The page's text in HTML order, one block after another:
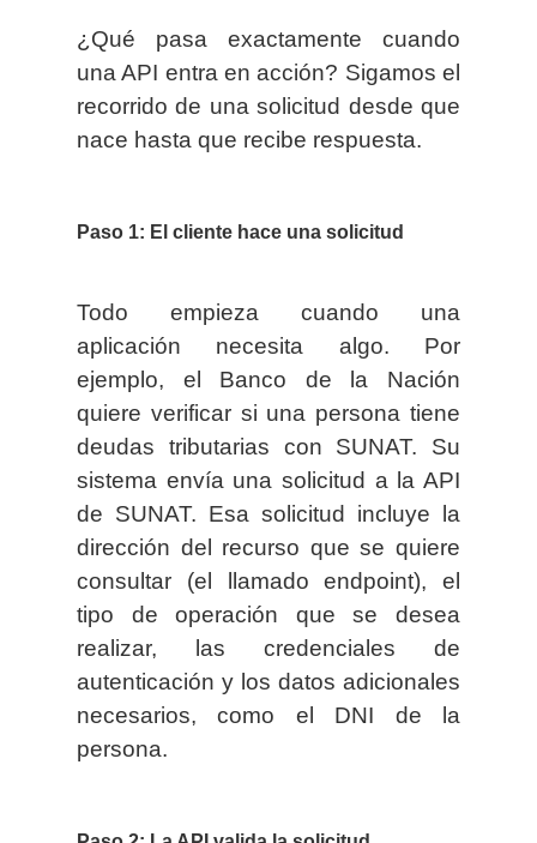
¿Qué pasa exactamente cuando
una API entra en acción? Sigamos el
recorrido de una solicitud desde que
nace hasta que recibe respuesta.
Paso 1: El cliente hace una solicitud
Todo empieza cuando una
aplicación necesita algo. Por
ejemplo, el Banco de la Nación
quiere verificar si una persona tiene
deudas tributarias con SUNAT. Su
sistema envía una solicitud a la API
de SUNAT. Esa solicitud incluye la
dirección del recurso que se quiere
consultar (el llamado endpoint), el
tipo de operación que se desea
realizar, las credenciales de
autenticación y los datos adicionales
necesarios, como el DNI de la
persona.